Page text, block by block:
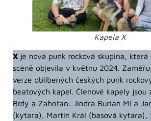
Kapela X
X je nová punk rocková skupina, která
scéně objevila v květnu 2024.
verze oblíbených českých punk
beatových kapel. Členové kapely jsou
Brdy a Zahořan: Jindra Burian Ml a
(kytara), Martin Král (basová kytara),